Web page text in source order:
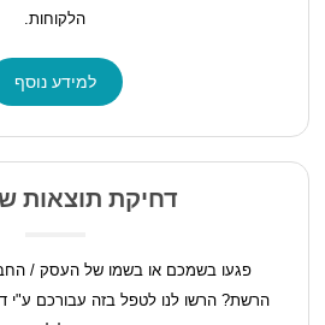
הלקוחות.
למידע נוסף
דחיקת תוצאות
פגעו בשמכם או בשמו של העסק /
הרשת? הרשו לנו לטפל בזה עבורכם ע"י